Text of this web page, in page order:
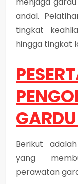
andal.
tingkat
hingga tingkat
Berikut
yang
perawatan